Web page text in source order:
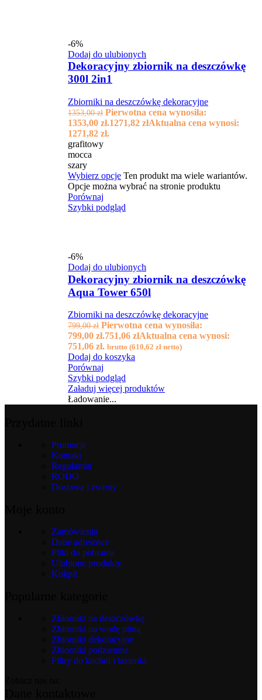
-6%
Dodaj do ulubionych
Dekoracyjny zbiornik na deszczówkę
300l 2in1
Zbiorniki na deszczówkę dekoracyjne
1353,00zł Pierwotna cena wynosiła:
1353,00 zł.1271,82 złAktualna cena wynosi:
1271,82 zł.
grafitowy
mocca
szary
Wybierz opcje Ten produkt ma wiele wariantów.
Opcje można wybrać na stronie produktu
Porównaj
Szybki podgląd
-6%
Dodaj do ulubionych
Dekoracyjny zbiornik na deszczówkę
Aqua Tower 650l
Zbiorniki na deszczówkę dekoracyjne
799,00zł Pierwotna cena wynosiła:
799,00 zł.751,06 złAktualna cena wynosi:
751,06 zł. brutto (610,62 zł netto)
Dodaj do koszyka
Porównaj
Szybki podgląd
Załaduj więcej produktów
Ładowanie...
Promocje
Kontakt
Regulamin
RODO
Dostawa i zwroty
Zamówienia
Dane adresowe
Pliki do pobrania
Ulubione produkty
Kokpit
Zbiorniki na deszczówkę
Zbiorniki na wodę pitną
Zbiorniki dekoracyjne
Zbiorniki podziemne
Filtry do kuchni i łazienki